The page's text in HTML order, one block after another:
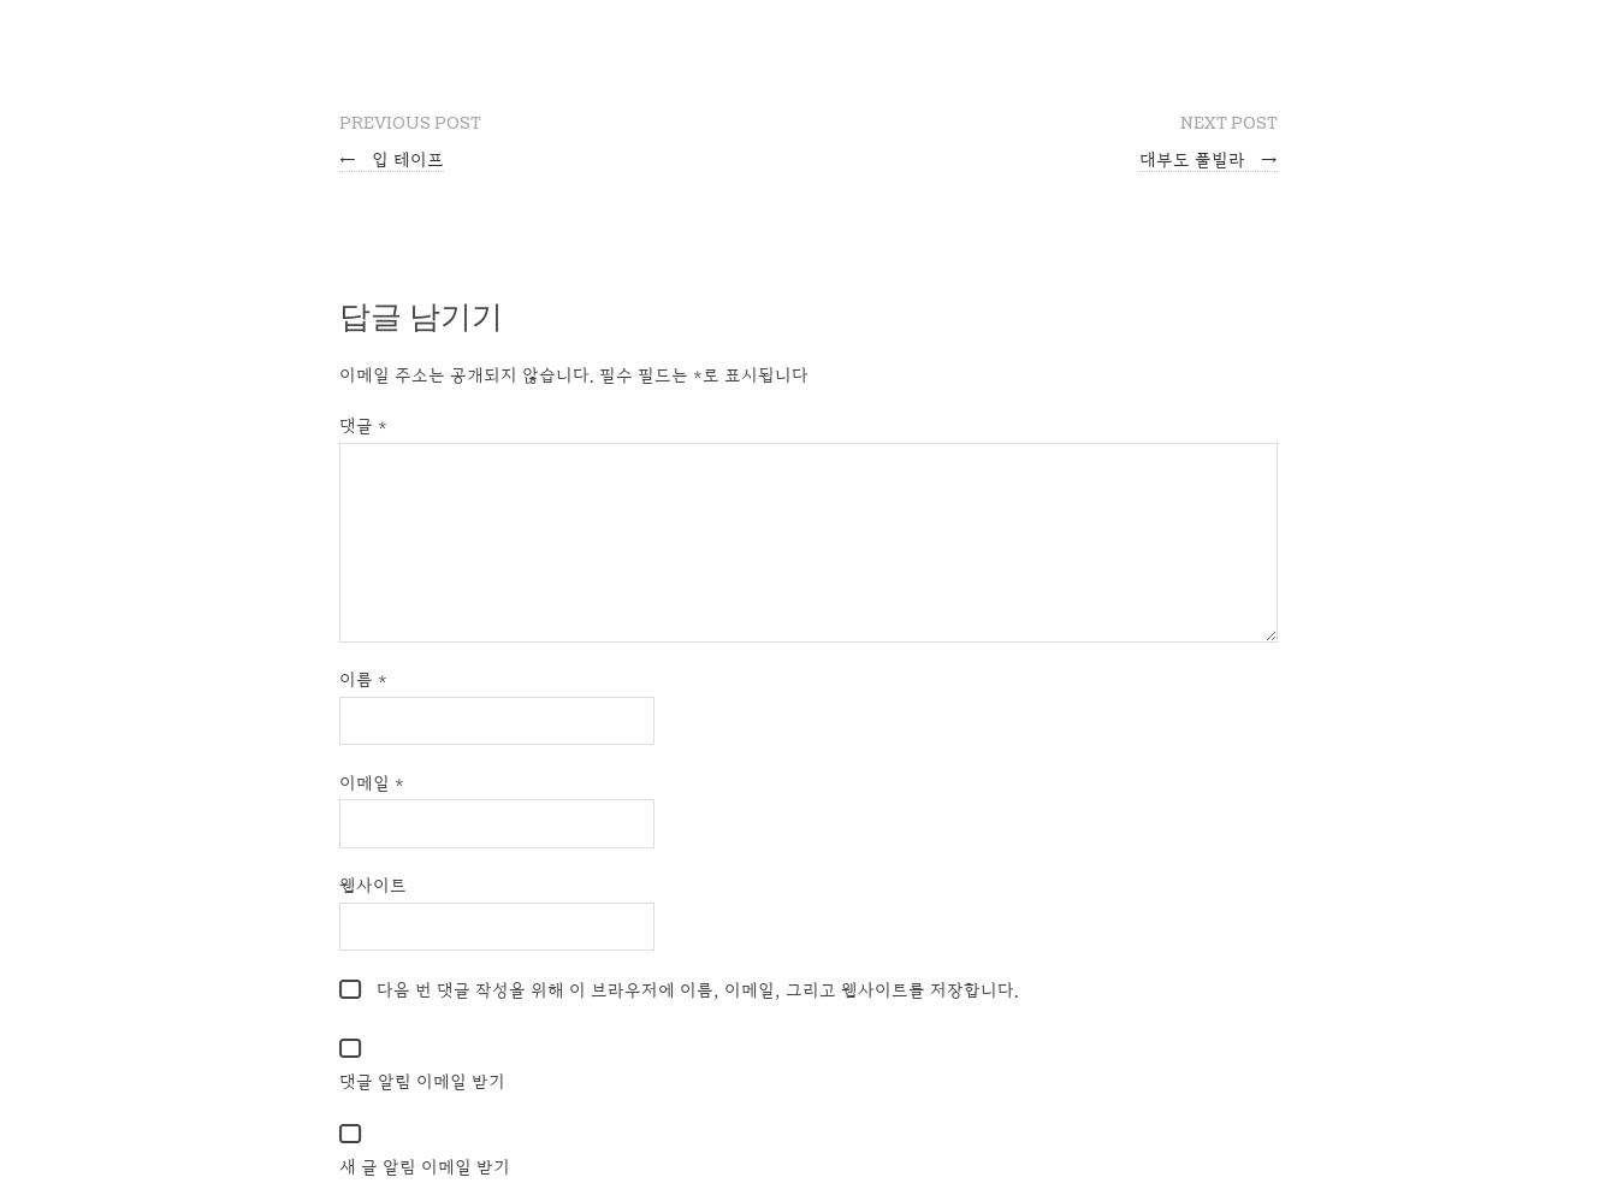
PREVIOUS POST
← 입 테이프
NEXT POST
대부도 풀빌라 →
답글 남기기
이메일 주소는 공개되지 않습니다. 필수 필드는 *로 표시됩니다
댓글 *
이름 *
이메일 *
웹사이트
다음 번 댓글 작성을 위해 이 브라우저에 이름, 이메일, 그리고 웹사이트를 저장합니다.
댓글 알림 이메일 받기
새 글 알림 이메일 받기